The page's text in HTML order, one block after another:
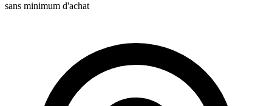
sans minimum d'achat